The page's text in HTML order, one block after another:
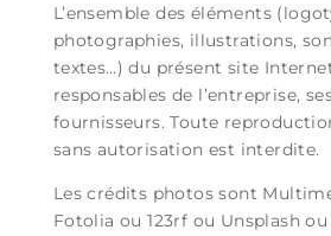
L’ensemble des éléments
photographies, illustrations,
textes…) du présent site
responsables de l’entreprise,
fournisseurs. Toute
sans autorisation est interdite.
Les crédits photos sont
Fotolia ou 123rf ou Unsplash